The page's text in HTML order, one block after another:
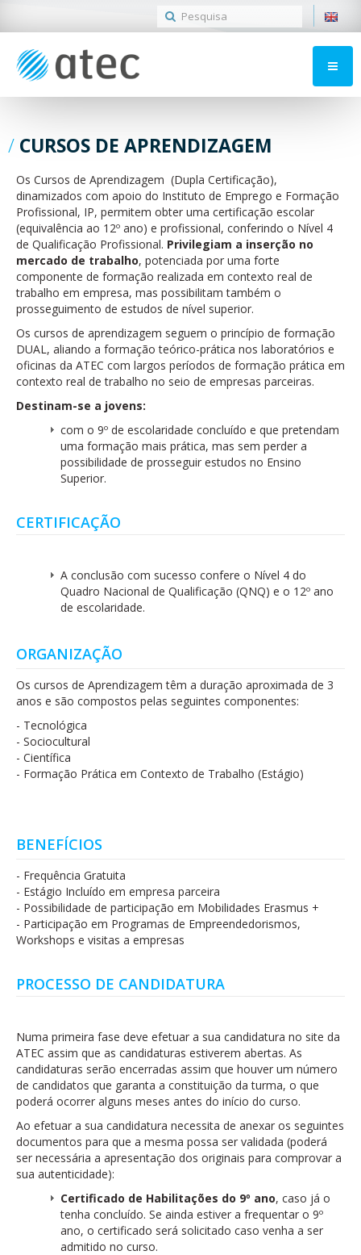
CURSOS DE APRENDIZAGEM
Os Cursos de Aprendizagem (Dupla Certificação),
dinamizados com apoio do Instituto de Emprego e Formação
Profissional, IP, permitem obter uma certificação escolar
(equivalência ao 12º ano) e profissional, conferindo o Nível 4
de Qualificação Profissional. Privilegiam a inserção no
mercado de trabalho, potenciada por uma forte
componente de formação realizada em contexto real de
trabalho em empresa, mas possibilitam também o
prosseguimento de estudos de nível superior.
Os cursos de aprendizagem seguem o princípio de formação
DUAL, aliando a formação teórico-prática nos laboratórios e
oficinas da ATEC com largos períodos de formação prática em
contexto real de trabalho no seio de empresas parceiras.
Destinam-se a jovens:
com o 9º de escolaridade concluído e que pretendam
uma formação mais prática, mas sem perder a
possibilidade de prosseguir estudos no Ensino
Superior.
CERTIFICAÇÃO
A conclusão com sucesso confere o Nível 4 do
Quadro Nacional de Qualificação (QNQ) e o 12º ano
de escolaridade.
ORGANIZAÇÃO
Os cursos de Aprendizagem têm a duração aproximada de 3
anos e são compostos pelas seguintes componentes:
- Tecnológica
- Sociocultural
- Científica
- Formação Prática em Contexto de Trabalho (Estágio)
BENEFÍCIOS
- Frequência Gratuita
- Estágio Incluído em empresa parceira
- Possibilidade de participação em Mobilidades Erasmus +
- Participação em Programas de Empreendedorismos,
Workshops e visitas a empresas
PROCESSO DE CANDIDATURA
Numa primeira fase deve efetuar a sua candidatura no site da
ATEC assim que as candidaturas estiverem abertas. As
candidaturas serão encerradas assim que houver um número
de candidatos que garanta a constituição da turma, o que
poderá ocorrer alguns meses antes do início do curso.
Ao efetuar a sua candidatura necessita de anexar os seguintes
documentos para que a mesma possa ser validada (poderá
ser necessária a apresentação dos originais para comprovar a
sua autenticidade):
Certificado de Habilitações do 9º ano, caso já o
tenha concluído. Se ainda estiver a frequentar o 9º
ano, o certificado será solicitado caso venha a ser
admitido no curso.